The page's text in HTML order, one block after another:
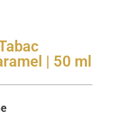
| 50 ml